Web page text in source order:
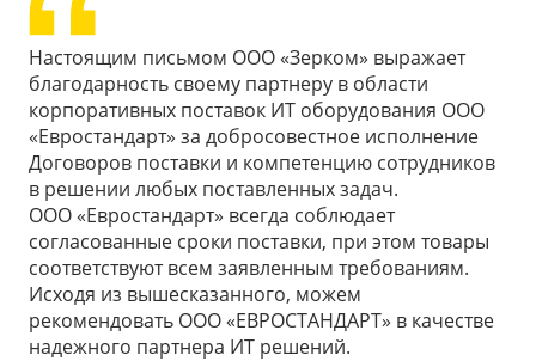
Настоящим письмом ООО «Зерком» выражает
благодарность своему партнеру в области
корпоративных поставок ИТ оборудования ООО
«Евростандарт» за добросовестное исполнение
Договоров поставки и компетенцию сотрудников
в решении любых поставленных задач.
ООО «Евростандарт» всегда соблюдает
согласованные сроки поставки, при этом товары
соответствуют всем заявленным требованиям.
Исходя из вышесказанного, можем
рекомендовать ООО «ЕВРОСТАНДАРТ» в качестве
надежного партнера ИТ решений.